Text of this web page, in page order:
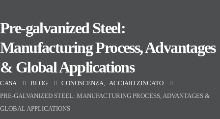
Pre-galvanized Steel:
Manufacturing Process, Advantages
& Global Applications
CASA BLOG CONOSCENZA
ACCIAIO ZINCATO
PRE-GALVANIZED STEEL: MANUFACTURING PROCESS, ADVANTAGES &
GLOBAL APPLICATIONS